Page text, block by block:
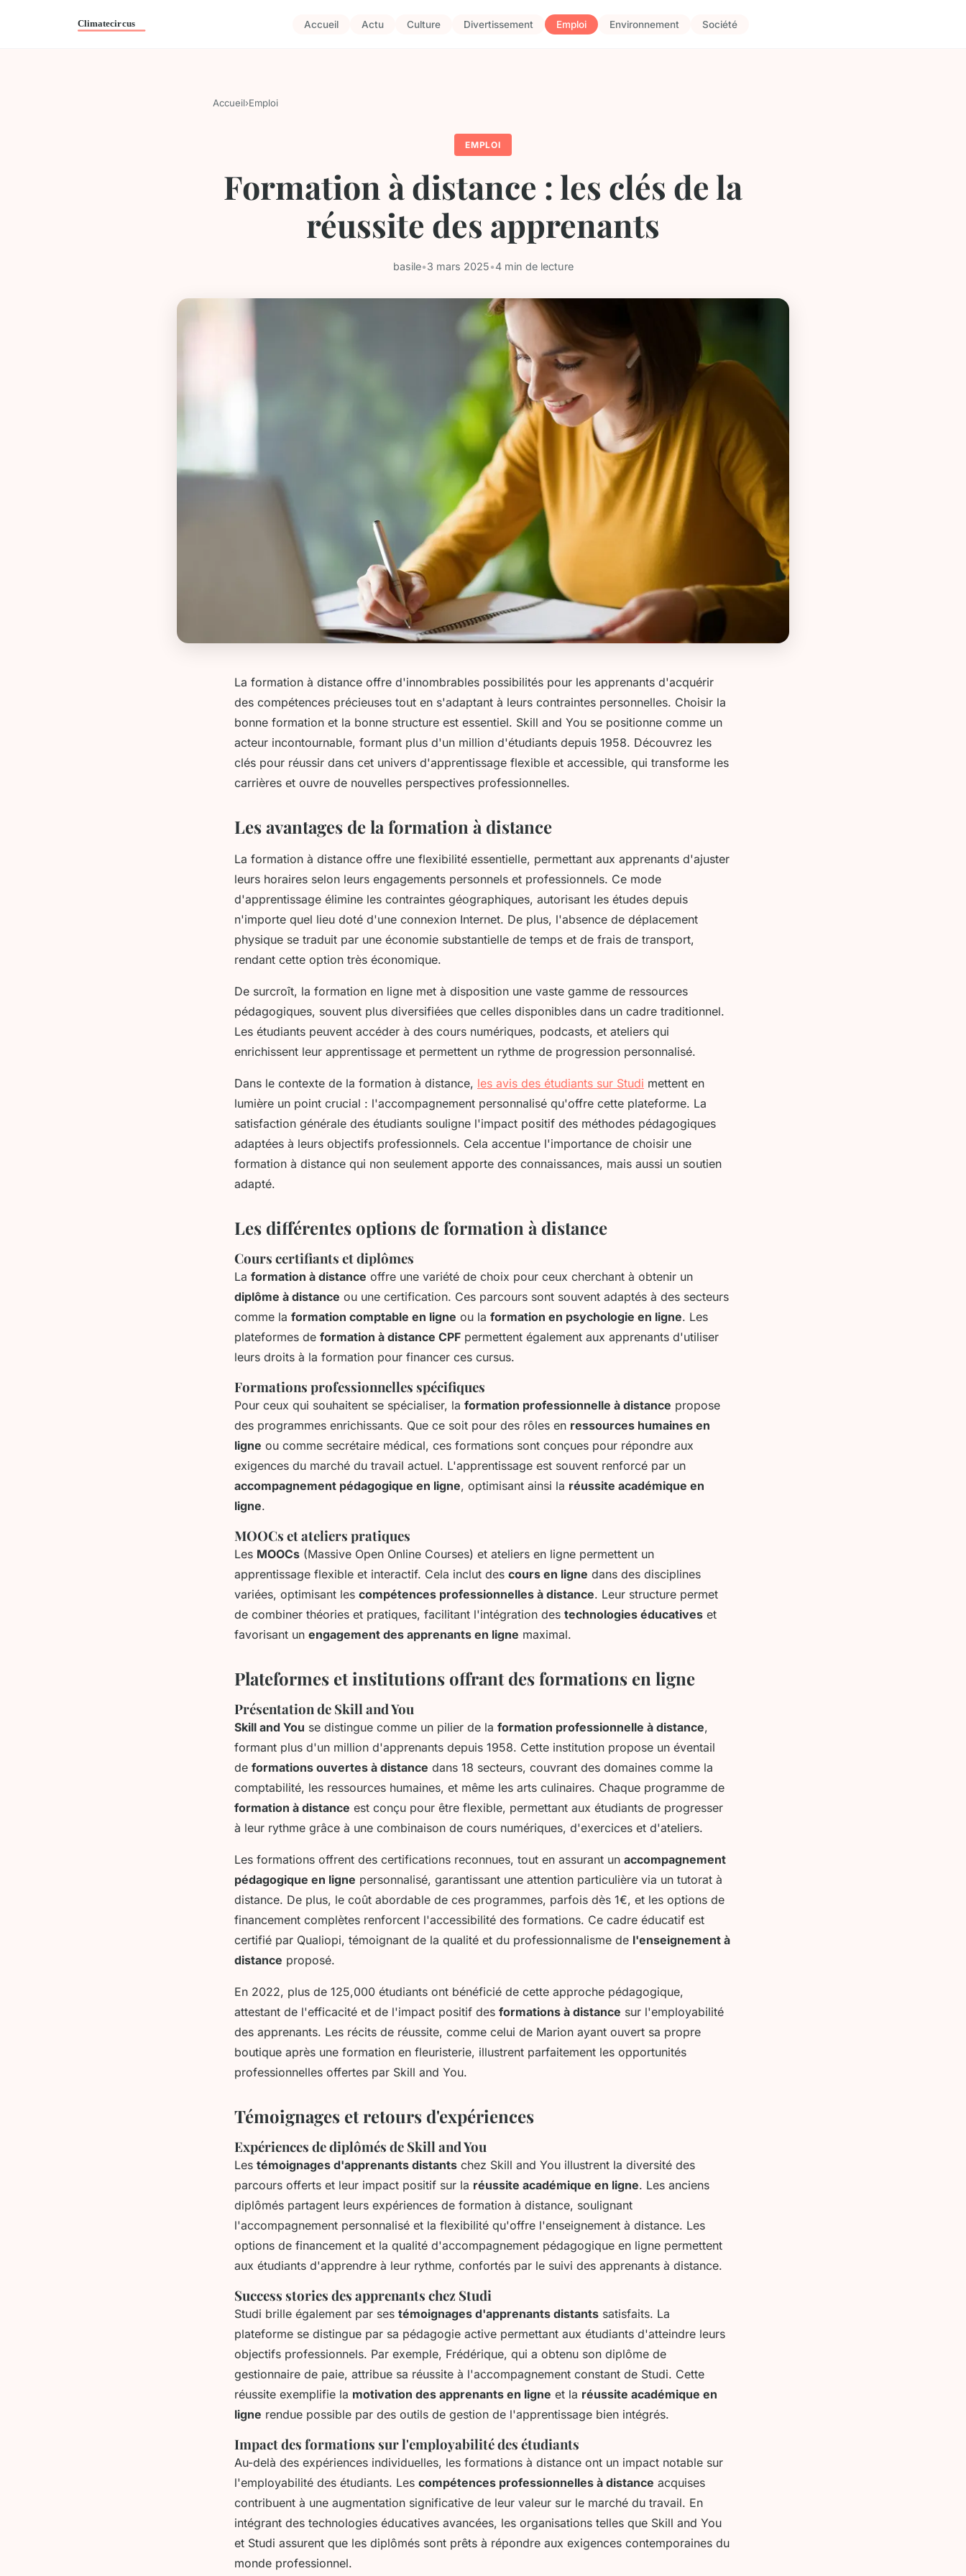
Accueil Actu Culture Divertissement Emploi Environnement Société
Accueil›Emploi
EMPLOI
Formation à distance : les clés de la
réussite des apprenants
basile•3 mars 2025•4 min de lecture
La formation à distance offre d'innombrables possibilités pour les apprenants d'acquérir
des compétences précieuses tout en s'adaptant à leurs contraintes personnelles. Choisir la
bonne formation et la bonne structure est essentiel. Skill and You se positionne comme un
acteur incontournable, formant plus d'un million d'étudiants depuis 1958. Découvrez les
clés pour réussir dans cet univers d'apprentissage flexible et accessible, qui transforme les
carrières et ouvre de nouvelles perspectives professionnelles.
Les avantages de la formation à distance
La formation à distance offre une flexibilité essentielle, permettant aux apprenants d'ajuster
leurs horaires selon leurs engagements personnels et professionnels. Ce mode
d'apprentissage élimine les contraintes géographiques, autorisant les études depuis
n'importe quel lieu doté d'une connexion Internet. De plus, l'absence de déplacement
physique se traduit par une économie substantielle de temps et de frais de transport,
rendant cette option très économique.
De surcroît, la formation en ligne met à disposition une vaste gamme de ressources
pédagogiques, souvent plus diversifiées que celles disponibles dans un cadre traditionnel.
Les étudiants peuvent accéder à des cours numériques, podcasts, et ateliers qui
enrichissent leur apprentissage et permettent un rythme de progression personnalisé.
Dans le contexte de la formation à distance, les avis des étudiants sur Studi mettent en
lumière un point crucial : l'accompagnement personnalisé qu'offre cette plateforme. La
satisfaction générale des étudiants souligne l'impact positif des méthodes pédagogiques
adaptées à leurs objectifs professionnels. Cela accentue l'importance de choisir une
formation à distance qui non seulement apporte des connaissances, mais aussi un soutien
adapté.
Les différentes options de formation à distance
Cours certifiants et diplômes
La formation à distance offre une variété de choix pour ceux cherchant à obtenir un
diplôme à distance ou une certification. Ces parcours sont souvent adaptés à des secteurs
comme la formation comptable en ligne ou la formation en psychologie en ligne. Les
plateformes de formation à distance CPF permettent également aux apprenants d'utiliser
leurs droits à la formation pour financer ces cursus.
Formations professionnelles spécifiques
Pour ceux qui souhaitent se spécialiser, la formation professionnelle à distance propose
des programmes enrichissants. Que ce soit pour des rôles en ressources humaines en
ligne ou comme secrétaire médical, ces formations sont conçues pour répondre aux
exigences du marché du travail actuel. L'apprentissage est souvent renforcé par un
accompagnement pédagogique en ligne, optimisant ainsi la réussite académique en
ligne.
MOOCs et ateliers pratiques
Les MOOCs (Massive Open Online Courses) et ateliers en ligne permettent un
apprentissage flexible et interactif. Cela inclut des cours en ligne dans des disciplines
variées, optimisant les compétences professionnelles à distance. Leur structure permet
de combiner théories et pratiques, facilitant l'intégration des technologies éducatives et
favorisant un engagement des apprenants en ligne maximal.
Plateformes et institutions offrant des formations en ligne
Présentation de Skill and You
Skill and You se distingue comme un pilier de la formation professionnelle à distance,
formant plus d'un million d'apprenants depuis 1958. Cette institution propose un éventail
de formations ouvertes à distance dans 18 secteurs, couvrant des domaines comme la
comptabilité, les ressources humaines, et même les arts culinaires. Chaque programme de
formation à distance est conçu pour être flexible, permettant aux étudiants de progresser
à leur rythme grâce à une combinaison de cours numériques, d'exercices et d'ateliers.
Les formations offrent des certifications reconnues, tout en assurant un accompagnement
pédagogique en ligne personnalisé, garantissant une attention particulière via un tutorat à
distance. De plus, le coût abordable de ces programmes, parfois dès 1€, et les options de
financement complètes renforcent l'accessibilité des formations. Ce cadre éducatif est
certifié par Qualiopi, témoignant de la qualité et du professionnalisme de l'enseignement à
distance proposé.
En 2022, plus de 125,000 étudiants ont bénéficié de cette approche pédagogique,
attestant de l'efficacité et de l'impact positif des formations à distance sur l'employabilité
des apprenants. Les récits de réussite, comme celui de Marion ayant ouvert sa propre
boutique après une formation en fleuristerie, illustrent parfaitement les opportunités
professionnelles offertes par Skill and You.
Témoignages et retours d'expériences
Expériences de diplômés de Skill and You
Les témoignages d'apprenants distants chez Skill and You illustrent la diversité des
parcours offerts et leur impact positif sur la réussite académique en ligne. Les anciens
diplômés partagent leurs expériences de formation à distance, soulignant
l'accompagnement personnalisé et la flexibilité qu'offre l'enseignement à distance. Les
options de financement et la qualité d'accompagnement pédagogique en ligne permettent
aux étudiants d'apprendre à leur rythme, confortés par le suivi des apprenants à distance.
Success stories des apprenants chez Studi
Studi brille également par ses témoignages d'apprenants distants satisfaits. La
plateforme se distingue par sa pédagogie active permettant aux étudiants d'atteindre leurs
objectifs professionnels. Par exemple, Frédérique, qui a obtenu son diplôme de
gestionnaire de paie, attribue sa réussite à l'accompagnement constant de Studi. Cette
réussite exemplifie la motivation des apprenants en ligne et la réussite académique en
ligne rendue possible par des outils de gestion de l'apprentissage bien intégrés.
Impact des formations sur l'employabilité des étudiants
Au-delà des expériences individuelles, les formations à distance ont un impact notable sur
l'employabilité des étudiants. Les compétences professionnelles à distance acquises
contribuent à une augmentation significative de leur valeur sur le marché du travail. En
intégrant des technologies éducatives avancées, les organisations telles que Skill and You
et Studi assurent que les diplômés sont prêts à répondre aux exigences contemporaines du
monde professionnel.